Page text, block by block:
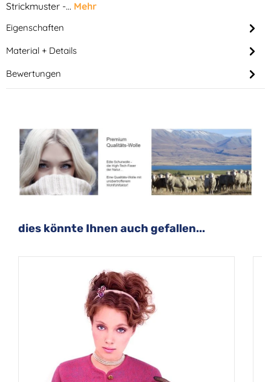
Strickmuster -… Mehr
Eigenschaften
Material + Details
Bewertungen
Produktgalerie überspringen
dies könnte Ihnen auch gefallen...